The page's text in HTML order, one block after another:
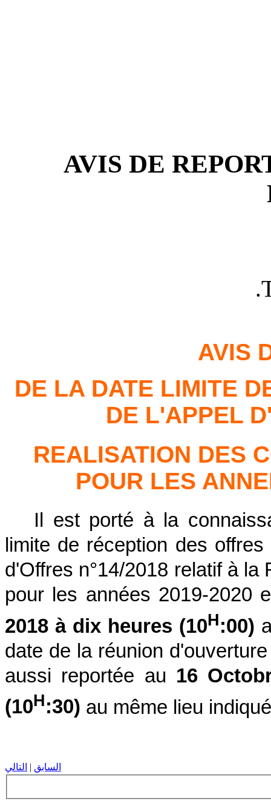
AVIS DE
AVIS
DE LA DATE LIMITE
DE L'APPEL
REALISATION DES
POUR LES
Il est porté à la
limite de réception des
d'Offres n°14/2018 relatif à
pour les années 2019-
2018 à dix heures (10H:00)
date de la réunion
aussi reportée au16
(10H:30) au même lieu
السابق| التالي